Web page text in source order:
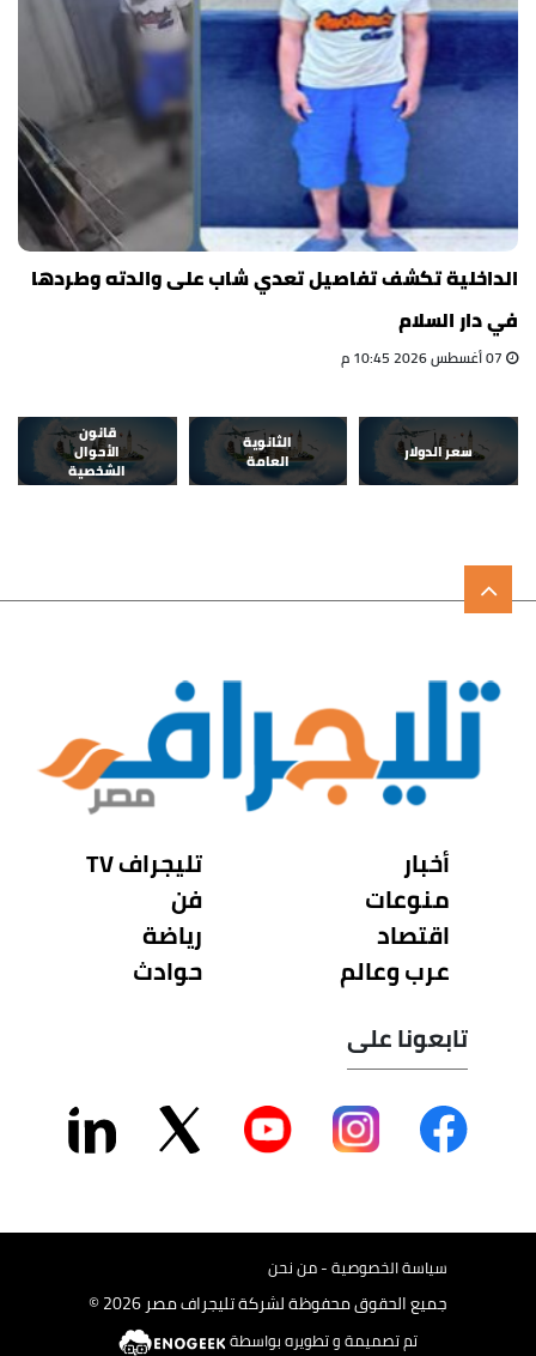
الداخلية تكشف تفاصيل تعدي شاب على والدته وطردها
في دار السلام
سعر الدولار
الثانوية
العامة
قانون
الأحوال
الشخصية
أخبار
منوعات
اقتصاد
عرب وعالم
تليجراف TV
فن
رياضة
حوادث
تابعونا على
سياسة الخصوصية - من نحن
جميع الحقوق محفوظة لشركة تليجراف مصر 2026 ©
تم تصميمة و تطويره بواسطة